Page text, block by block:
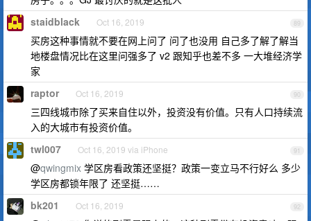
89
staidblack Oct 16, 2019
买房这种事情就不要在网上问了 问了也没用 自己多了解了解当
地楼盘情况比在这里问强多了 v2 跟知乎也差不多 一大堆经济学
家
90
raptor Oct 16, 2019
三四线城市除了买来自住以外，投资没有价值。只有人口持续流
入的大城市有投资价值。
91
twl007 Oct 16, 2019 via iPhone
@qwingmix 学区房看政策还坚挺？政策一变立马不行好么 多少
学区房都锁年限了 还坚挺……
92
bk201 Oct 16, 2019